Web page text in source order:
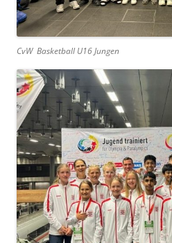
CvW Basketball U16 Jungen